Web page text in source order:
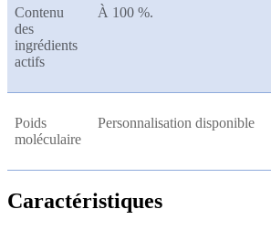
Contenu
des
ingrédients
actifs
À 100 %.
Poids
moléculaire
Personnalisation disponible
Caractéristiques